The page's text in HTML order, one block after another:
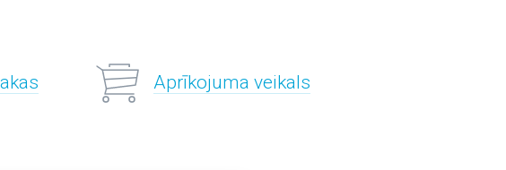
Aprīkojuma veikals